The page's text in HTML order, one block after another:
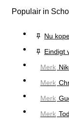
Populair in
Nu
Eindigt
Merk
Merk
Merk
Merk